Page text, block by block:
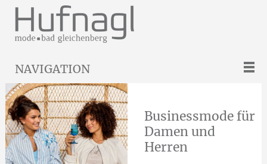
NAVIGATION
Businessmode für
Damen und
Herren